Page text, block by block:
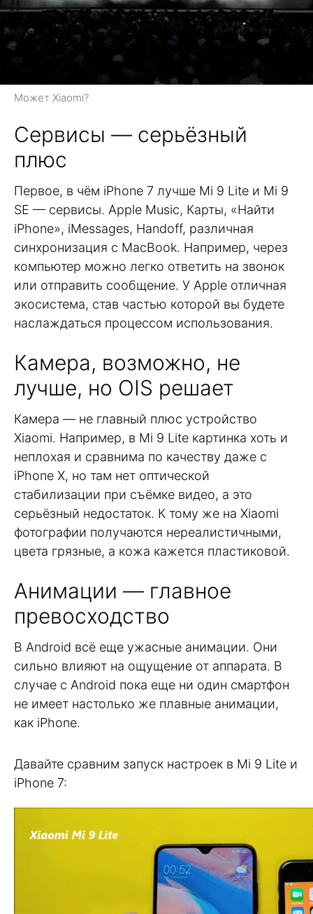
Может Xiaomi?
Сервисы — серьёзный
плюс
Первое, в чём iPhone 7 лучше Mi 9 Lite и Mi 9
SE — сервисы. Apple Music, Карты, «Найти
iPhone», iMessages, Handoff, различная
синхронизация с MacBook. Например, через
компьютер можно легко ответить на звонок
или отправить сообщение. У Apple отличная
экосистема, став частью которой вы будете
наслаждаться процессом использования.
Камера, возможно, не
лучше, но OIS решает
Камера — не главный плюс устройство
Xiaomi. Например, в Mi 9 Lite картинка хоть и
неплохая и сравнима по качеству даже с
iPhone X, но там нет оптической
стабилизации при съёмке видео, а это
серьёзный недостаток. К тому же на Xiaomi
фотографии получаются нереалистичными,
цвета грязные, а кожа кажется пластиковой.
Анимации — главное
превосходство
В Android всё еще ужасные анимации. Они
сильно влияют на ощущение от аппарата. В
случае с Android пока еще ни один смартфон
не имеет настолько же плавные анимации,
как iPhone.
Давайте сравним запуск настроек в Mi 9 Lite и
iPhone 7: